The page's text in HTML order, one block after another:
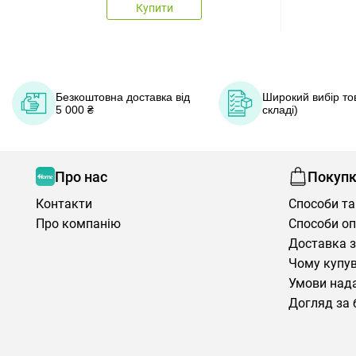
Купити
Безкоштовна доставка від
5 000 ₴
Широкий вибір
складі)
Про нас
Контакти
Про компанію
Способи
Способи
Доставка
Чому
Умови
Догляд за